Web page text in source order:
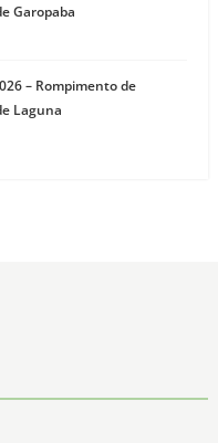
Garopaba
– Rompimento de
Laguna